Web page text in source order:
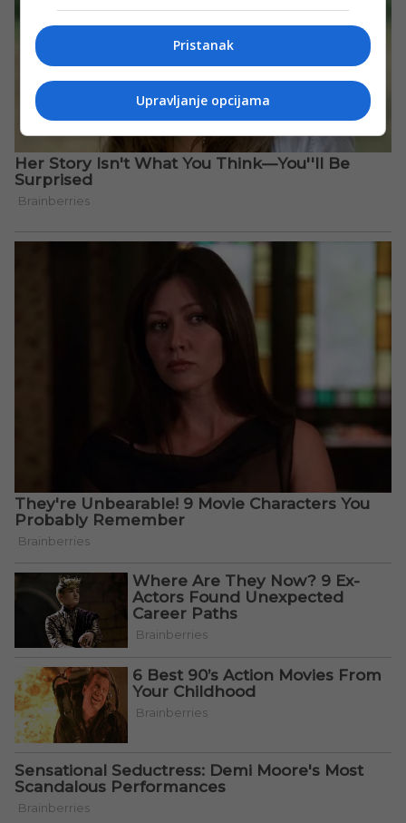
Pristanak
Upravljanje opcijama